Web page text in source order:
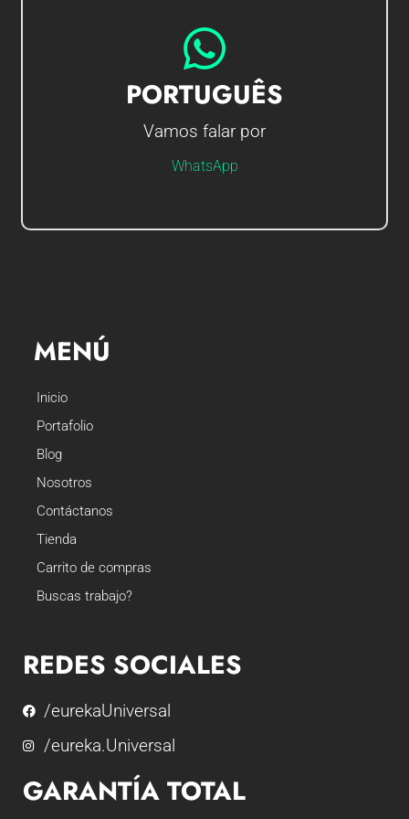
PORTUGUÊS
Vamos falar por
WhatsApp
Olá sou Gerson, em que posso ajudá-lo?
IR AO CHAT
MENÚ
Inicio
Portafolio
Blog
Nosotros
Contáctanos
Tienda
Carrito de compras
Buscas trabajo?
REDES SOCIALES
/eurekaUniversal
/eureka.Universal
GARANTÍA TOTAL